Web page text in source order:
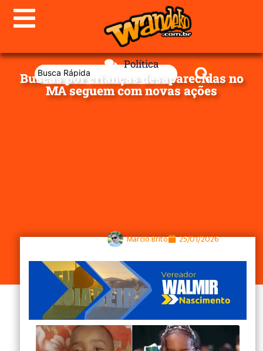
Política
Buscas por crianças desaparecidas no
MA seguem com novas ações
Marcio Brito 25/01/2026